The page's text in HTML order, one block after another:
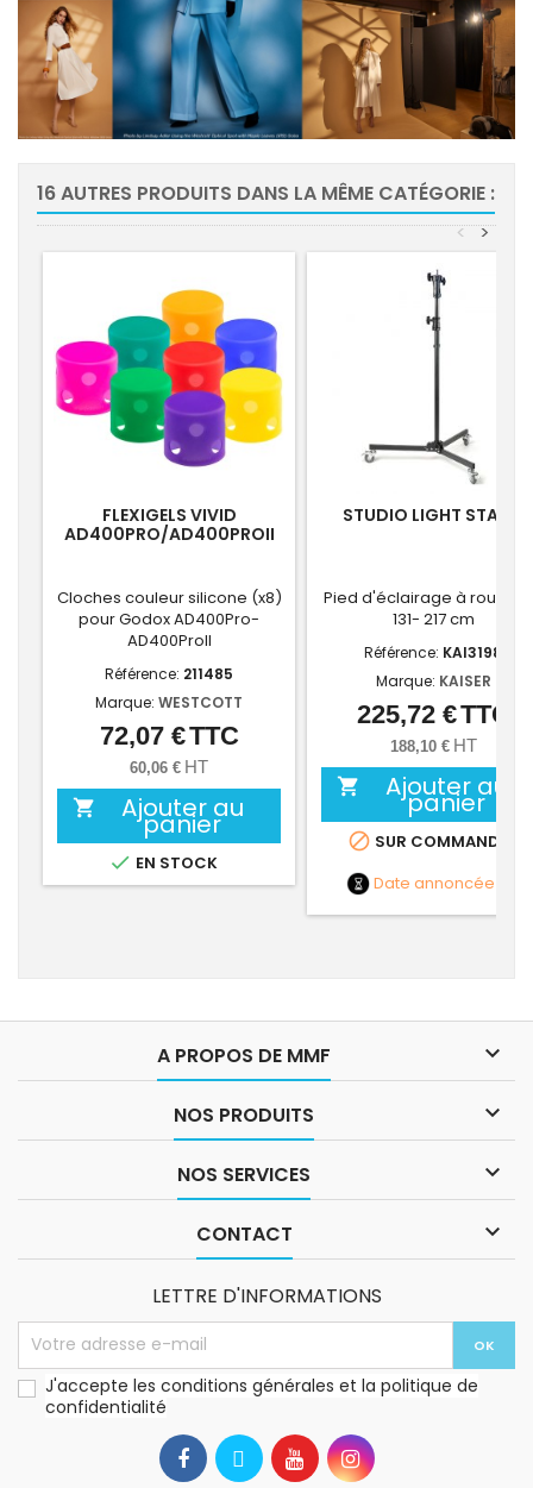
16 AUTRES PRODUITS DANS LA MÊME CATÉGORIE :
>
<
FLEXIGELS VIVID
AD400PRO/AD400PROII
Cloches couleur silicone (x8)
pour Godox AD400Pro-
AD400ProII
Référence: 211485
Marque: WESTCOTT
Prix
72,07 €TTC
60,06 € HT
 Ajouter au
panier
 EN STOCK
STUDIO LIGHT STAND
Pied d'éclairage à
131- 217 cm
Référence: KAI3198
Marque: KAISER
Prix
225,72 €TTC
188,10 € HT
 Ajouter au
panier
 SUR COMMANDE
Date annoncée
A PROPOS DE MMF 
NOS PRODUITS 
NOS SERVICES 
CONTACT 
LETTRE D'INFORMATIONS
J'accepte les conditions générales et la politique de
confidentialité